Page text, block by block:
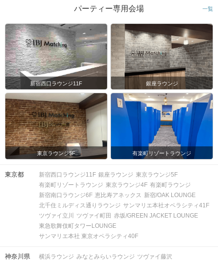
パーティー専用会場 一覧
新宿西口ラウンジ11F 銀座ラウンジ
東京ラウンジ5F 有楽町リゾートラウンジ
東京都 新宿西口ラウンジ11F 銀座ラウンジ 東京ラウンジ5F
有楽町リゾートラウンジ 東京ラウンジ4F 有楽町ラウンジ
新宿南口ラウンジ6F 恵比寿アネックス 新宿/OAK LOUNGE
北千住ミルディス通りラウンジ サンマリエ本社オペラシティ41F
ツヴァイ立川
ツヴァイ町田 赤坂/GREEN JACKET LOUNGE
東急歌舞伎町タワーLOUNGE
サンマリエ本社 東京オペラシティ40F
神奈川県 横浜ラウンジ みなとみらいラウンジ ツヴァイ藤沢